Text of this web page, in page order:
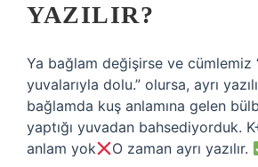
YAZILIR?
Ya bağlam değişirse ve cümlemiz
yuvalarıyla dolu.” olursa, ayrı
bağlamda kuş anlamına gelen
yaptığı yuvadan bahsediyorduk.
anlam yok
O zaman ayrı yazılır.